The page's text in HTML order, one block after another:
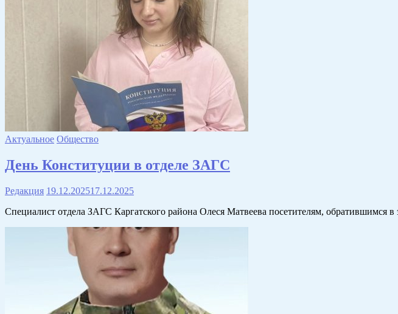
Актуальное Общество
День Конституции в отделе ЗАГС
Редакция 19.12.202517.12.2025
Специалист отдела ЗАГС Каргатского района Олеся Матвеева посетителям, обратившимся